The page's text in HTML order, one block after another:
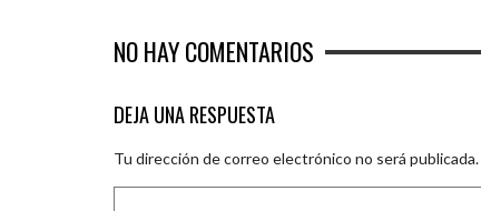
NO HAY COMENTARIOS
DEJA UNA RESPUESTA
Tu dirección de correo electrónico no será publicada.